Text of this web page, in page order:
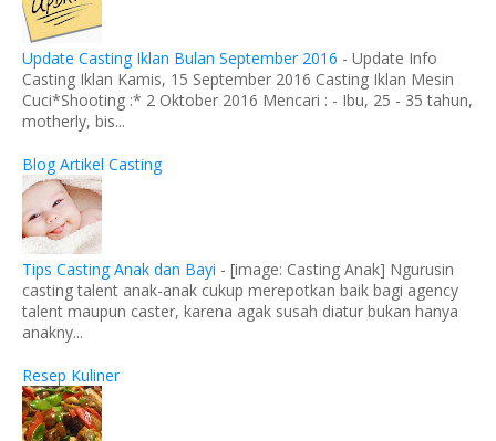
Update Casting Iklan Bulan September 2016 - Update Info
Casting Iklan Kamis, 15 September 2016 Casting Iklan Mesin
Cuci*Shooting :* 2 Oktober 2016 Mencari : - Ibu, 25 - 35 tahun,
motherly, bis...
Blog Artikel Casting
Tips Casting Anak dan Bayi - [image: Casting Anak] Ngurusin
casting talent anak-anak cukup merepotkan baik bagi agency
talent maupun caster, karena agak susah diatur bukan hanya
anakny...
Resep Kuliner